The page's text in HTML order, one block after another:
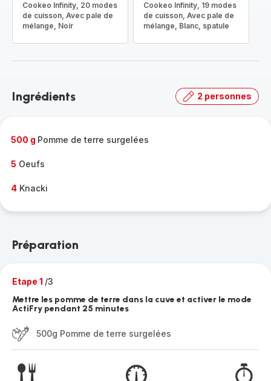
Cookeo Infinity, 20 modes
de cuisson, Avec pale de
mélange, Noir
Cookeo Infinity, 19 modes
de cuisson, Avec pale de
mélange, Blanc, spatule
Ingrédients 2 personnes
500 g Pomme de terre surgelées
5 Oeufs
4 Knacki
Préparation
Etape 1 /3
Mettre les pomme de terre dans la cuve et activer le mode
ActiFry pendant 25 minutes
500g Pomme de terre surgelées